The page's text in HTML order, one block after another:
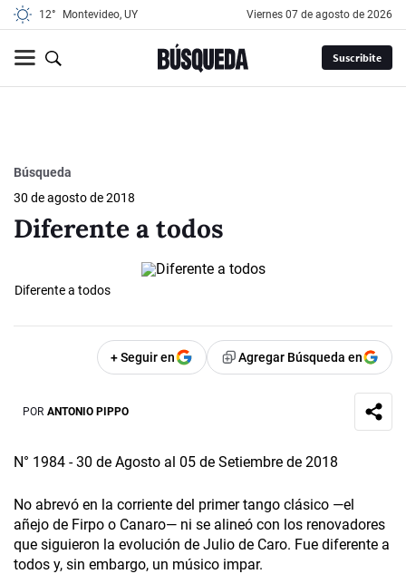
12° Montevideo, UY viernes 07 de agosto de 2026
Suscribite
Búsqueda
30 de agosto de 2018
Diferente a todos
Diferente a todos
+ Seguir en Agregar Búsqueda en
POR ANTONIO PIPPO
N° 1984 - 30 de Agosto al 05 de Setiembre de 2018
No abrevó en la corriente del primer tango clásico —el
añejo de Firpo o Canaro— ni se alineó con los renovadores
que siguieron la evolución de Julio de Caro. Fue diferente a
todos y, sin embargo, un músico impar.